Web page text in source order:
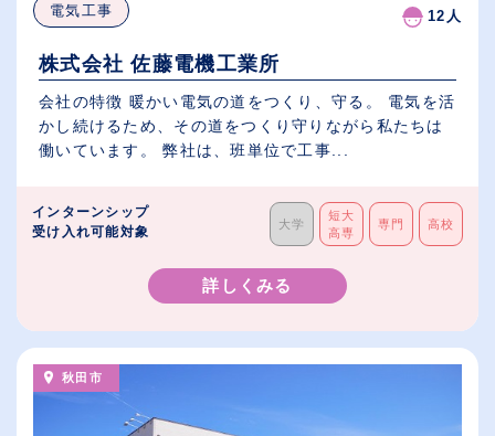
電気工事 12人
株式会社 佐藤電機工業所
会社の特徴 暖かい電気の道をつくり、守る。 電気を活
かし続けるため、その道をつくり守りながら私たちは
働いています。 弊社は、班単位で工事...
インターンシップ
受け入れ可能対象
大学
短大
高専
専門 高校
詳しくみる
秋田市